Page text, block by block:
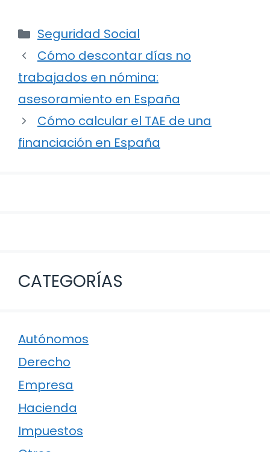
Categorías
Seguridad Social
Navegación
de
entradas
Cómo descontar días no
trabajados en nómina:
asesoramiento en España
Cómo calcular el TAE de una
financiación en España
CATEGORÍAS
Autónomos
Derecho
Empresa
Hacienda
Impuestos